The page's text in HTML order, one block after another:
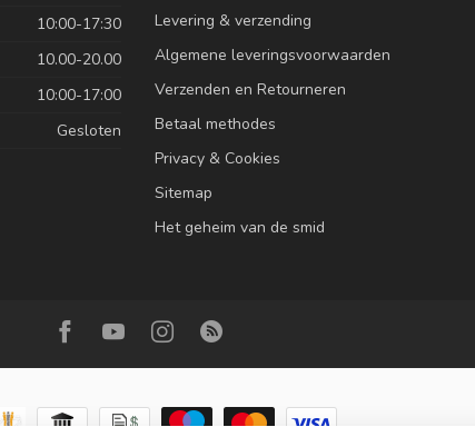
10:00-17:30
10.00-20.00
10:00-17:00
Gesloten
Levering & verzending
Algemene leveringsvoorwaarden
Verzenden en Retourneren
Betaal methodes
Privacy & Cookies
Sitemap
Het geheim van de smid